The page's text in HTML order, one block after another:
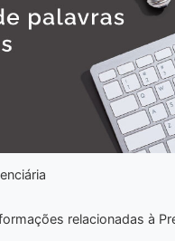
relacionadas à